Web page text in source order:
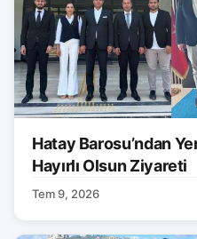
Hatay Barosu’ndan
Hayırlı Olsun Ziyareti
Tem 9, 2026